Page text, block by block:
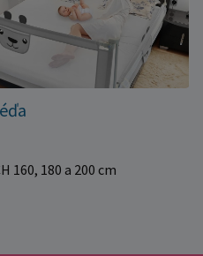
160, 180 a 200 cm